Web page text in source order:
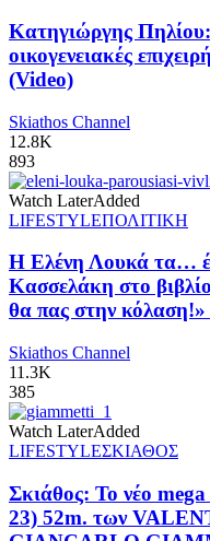
Κατηγιώργης
οικογενειακές
(Video)
Skiathos Channel
12.8K
893
Watch LaterAdded
LIFESTYLEΠΟΛΙΤΙΚΗ
Η Ελένη Λουκά τα…
Κασσελάκη στο
θα πας στην
Skiathos Channel
11.3K
385
Watch LaterAdded
LIFESTYLEΣΚΙΑΘΟΣ
Σκιάθος: Το νέο
23) 52m. των